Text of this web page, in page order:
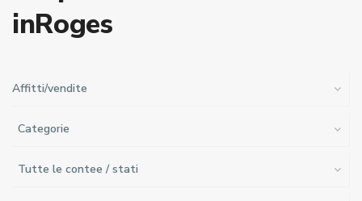
inRoges
Affitti/vendite
Categorie
Tutte le contee / stati